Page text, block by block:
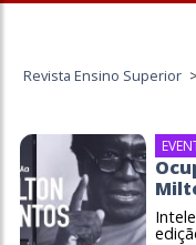
Revista Ensino Superior >